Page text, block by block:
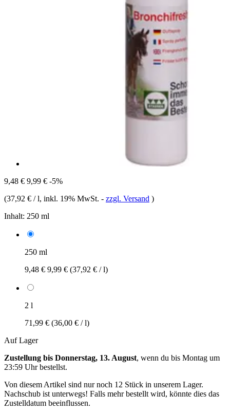
9,48 € 9,99 € -5%
(37,92 € / l, inkl. 19% MwSt. - zzgl. Versand )
Inhalt: 250 ml
250 ml
9,48 € 9,99 € (37,92 € / l)
2 l
71,99 € (36,00 € / l)
Auf Lager
Zustellung bis Donnerstag, 13. August, wenn du bis Montag um
23:59 Uhrbestellst.
Von diesem Artikel sind nur noch 12 Stück in unserem Lager.
Nachschub ist unterwegs! Falls mehr bestellt wird, könnte dies das
Zustelldatum beeinflussen.